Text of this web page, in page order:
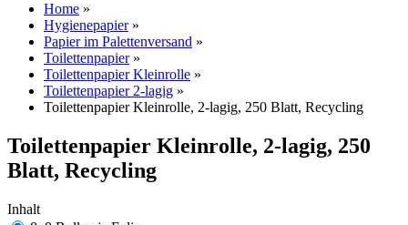
Home »
Hygienepapier »
Papier im Palettenversand »
Toilettenpapier »
Toilettenpapier Kleinrolle »
Toilettenpapier 2-lagig »
Toilettenpapier Kleinrolle, 2-lagig, 250 Blatt, Recycling
Toilettenpapier Kleinrolle, 2-lagig, 250
Blatt, Recycling
Inhalt